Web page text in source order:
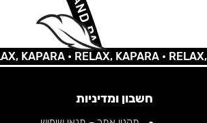
•RELAX, KAPARA •RELAX,
חשבון ומדיניות